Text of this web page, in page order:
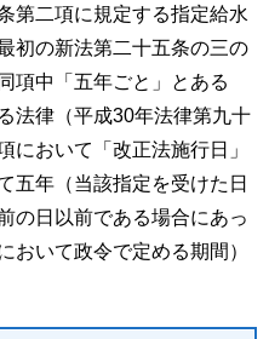
第二項に規定する指定給水
初の新法第二十五条の三の
項中「五年ごと」とある
法律（平成30年法律第九十
において「改正法施行日」
五年（当該指定を受けた日
の日以前である場合にあっ
おいて政令で定める期間）